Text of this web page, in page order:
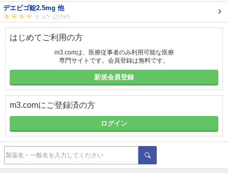
デエビゴ錠2.5mg 他
はじめてご利用の方
m3.comは、医療従事者のみ利用可能な医療
専門サイトです。会員登録は無料です。
新規会員登録
m3.comにご登録済の方
ログイン